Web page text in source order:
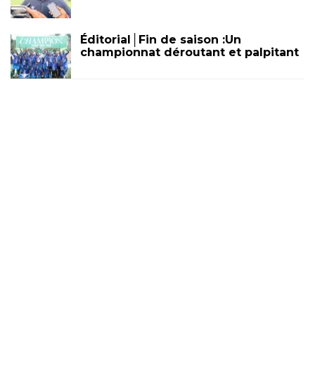
Éditorial│Fin de saison :Un
championnat déroutant et palpitant